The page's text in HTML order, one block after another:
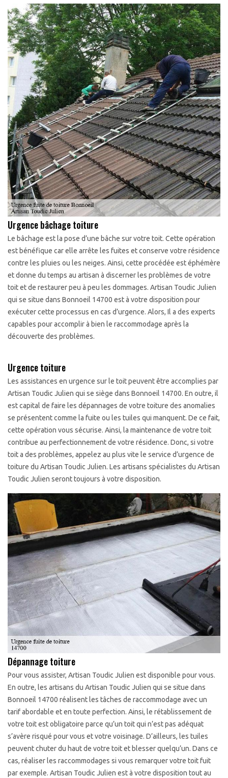
Urgence bâchage toiture
Le bâchage est la pose d’une bâche sur votre toit. Cette opération
est bénéfique car elle arrête les fuites et conserve votre résidence
contre les pluies ou les neiges. Ainsi, cette procédée est éphémère
et donne du temps au artisan à discerner les problèmes de votre
toit et de restaurer peu à peu les dommages. Artisan Toudic Julien
qui se situe dans Bonnoeil 14700 est à votre disposition pour
exécuter cette processus en cas d’urgence. Alors, Il a des experts
capables pour accomplir à bien le raccommodage après la
découverte des problèmes.
Urgence toiture
Les assistances en urgence sur le toit peuvent être accomplies par
Artisan Toudic Julien qui se siège dans Bonnoeil 14700. En outre, il
est capital de faire les dépannages de votre toiture des anomalies
se présentent comme la fuite ou les tuiles qui manquent. De ce fait,
cette opération vous sécurise. Ainsi, la maintenance de votre toit
contribue au perfectionnement de votre résidence. Donc, si votre
toit a des problèmes, appelez au plus vite le service d’urgence de
toiture du Artisan Toudic Julien. Les artisans spécialistes du Artisan
Toudic Julien seront toujours à votre disposition.
Dépannage toiture
Pour vous assister, Artisan Toudic Julien est disponible pour vous.
En outre, les artisans du Artisan Toudic Julien qui se situe dans
Bonnoeil 14700 réalisent les tâches de raccommodage avec un
tarif abordable et en toute perfection. Ainsi, le rétablissement de
votre toit est obligatoire parce qu’un toit qui n’est pas adéquat
s’avère risqué pour vous et votre voisinage. D’ailleurs, les tuiles
peuvent chuter du haut de votre toit et blesser quelqu’un. Dans ce
cas, réaliser les raccommodages si vous remarquer votre toit fuit
par exemple. Artisan Toudic Julien est à votre disposition tout au